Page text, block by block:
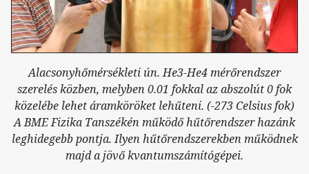
Alacsonyhőmérsékleti ún. He3-He4 mérőrendszer
szerelés közben, melyben 0.01 fokkal az abszolút 0 fok
közelébe lehet áramköröket lehűteni. (-273 Celsius fok)
A BME Fizika Tanszékén működő hűtőrendszer hazánk
leghidegebb pontja. Ilyen hűtőrendszerekben működnek
majd a jövő kvantumszámítógépei.